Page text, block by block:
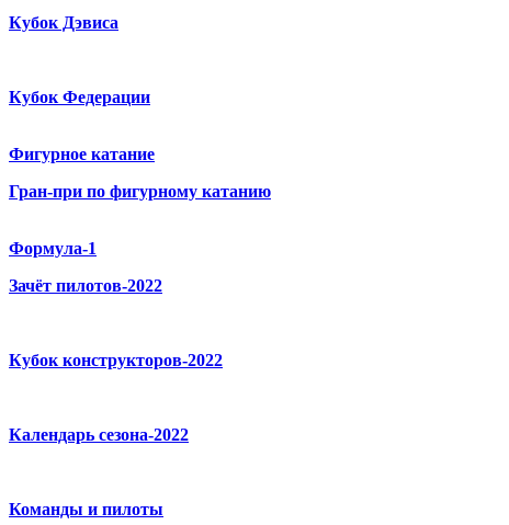
Кубок Дэвиса
Кубок Федерации
Фигурное катание
Гран-при по фигурному катанию
Формула-1
Зачёт пилотов-2022
Кубок конструкторов-2022
Календарь сезона-2022
Команды и пилоты